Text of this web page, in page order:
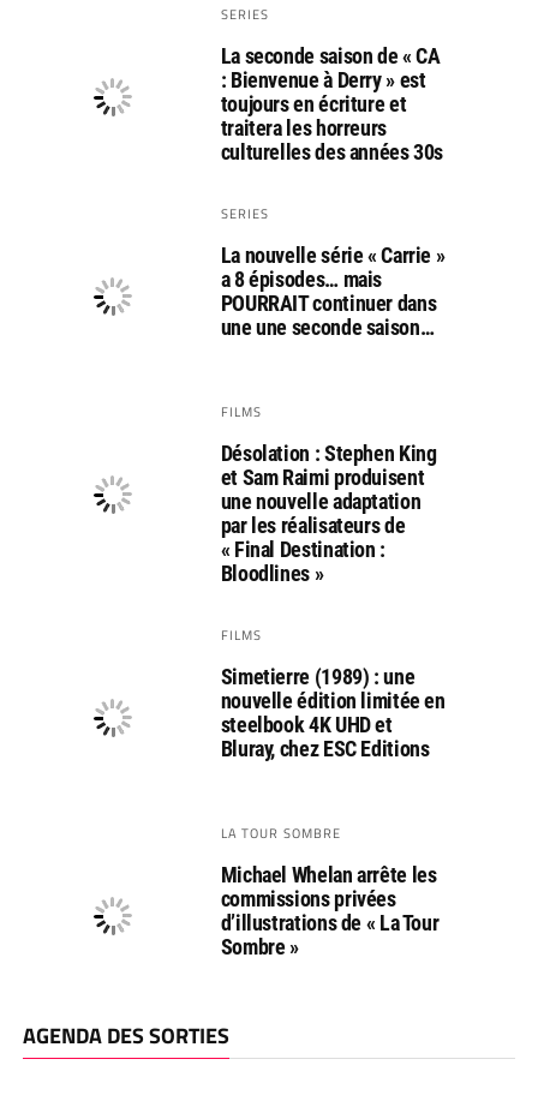
SERIES
La seconde saison de « CA
: Bienvenue à Derry » est
toujours en écriture et
traitera les horreurs
culturelles des années 30s
SERIES
La nouvelle série « Carrie »
a 8 épisodes… mais
POURRAIT continuer dans
une une seconde saison…
FILMS
Désolation : Stephen King
et Sam Raimi produisent
une nouvelle adaptation
par les réalisateurs de
« Final Destination :
Bloodlines »
FILMS
Simetierre (1989) : une
nouvelle édition limitée en
steelbook 4K UHD et
Bluray, chez ESC Editions
LA TOUR SOMBRE
Michael Whelan arrête les
commissions privées
d’illustrations de « La Tour
Sombre »
AGENDA DES SORTIES